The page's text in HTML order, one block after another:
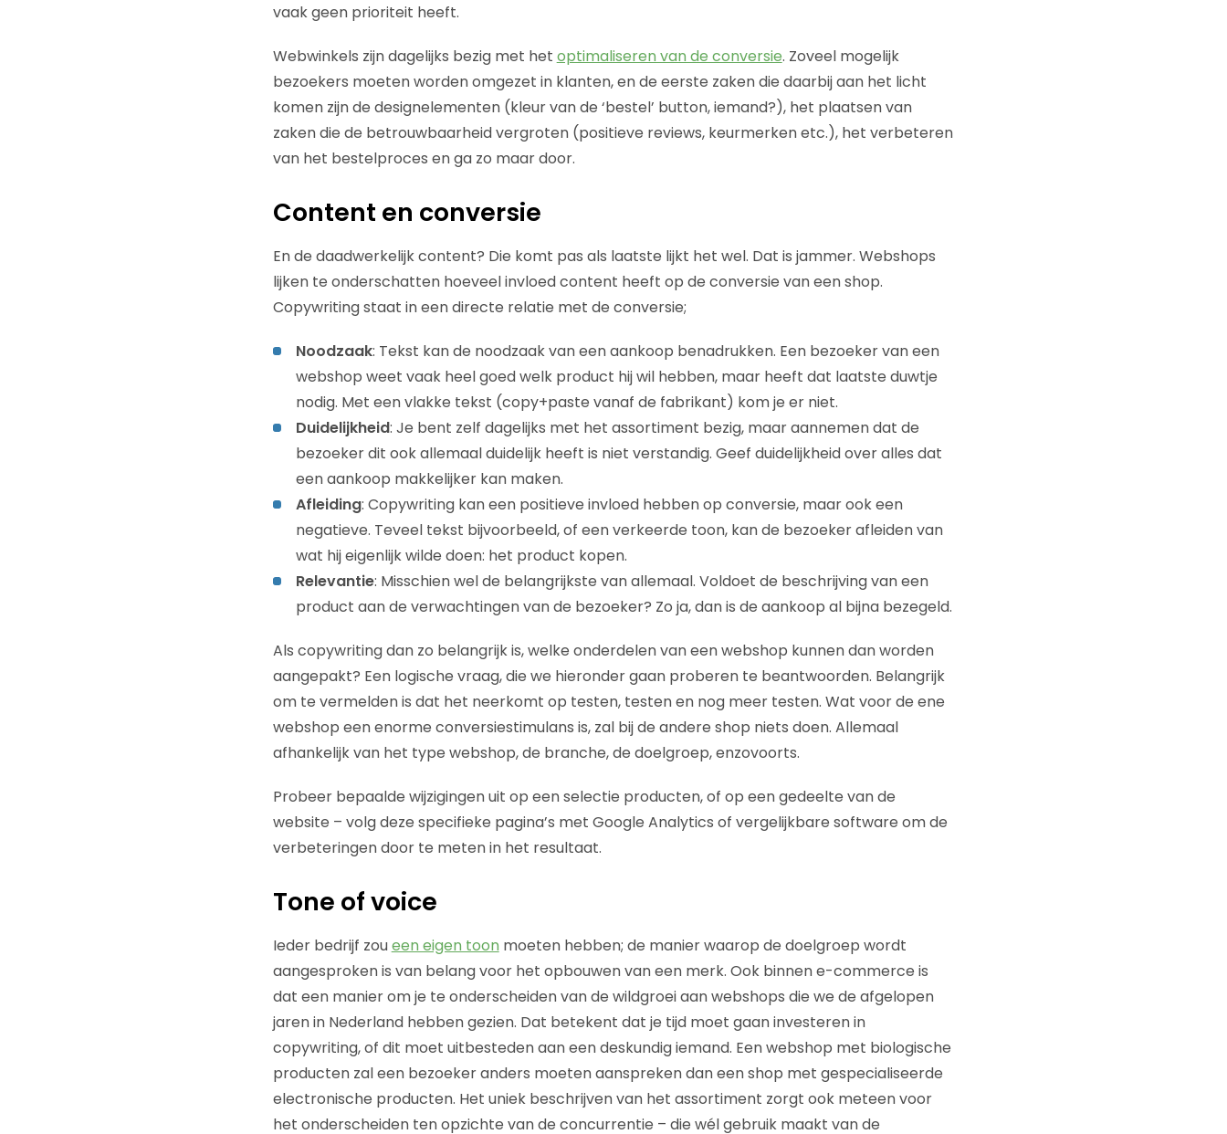
vaak geen prioriteit heeft.
Webwinkels zijn dagelijks bezig met het optimaliseren van de conversie. Zoveel mogelijk
bezoekers moeten worden omgezet in klanten, en de eerste zaken die daarbij aan het licht
komen zijn de designelementen (kleur van de ‘bestel’ button, iemand?), het plaatsen van
zaken die de betrouwbaarheid vergroten (positieve reviews, keurmerken etc.), het verbeteren
van het bestelproces en ga zo maar door.
Content en conversie
En de daadwerkelijk content? Die komt pas als laatste lijkt het wel. Dat is jammer. Webshops
lijken te onderschatten hoeveel invloed content heeft op de conversie van een shop.
Copywriting staat in een directe relatie met de conversie;
Noodzaak: Tekst kan de noodzaak van een aankoop benadrukken. Een bezoeker van een
webshop weet vaak heel goed welk product hij wil hebben, maar heeft dat laatste duwtje
nodig. Met een vlakke tekst (copy+paste vanaf de fabrikant) kom je er niet.
Duidelijkheid: Je bent zelf dagelijks met het assortiment bezig, maar aannemen dat de
bezoeker dit ook allemaal duidelijk heeft is niet verstandig. Geef duidelijkheid over alles dat
een aankoop makkelijker kan maken.
Afleiding: Copywriting kan een positieve invloed hebben op conversie, maar ook een
negatieve. Teveel tekst bijvoorbeeld, of een verkeerde toon, kan de bezoeker afleiden van
wat hij eigenlijk wilde doen: het product kopen.
Relevantie: Misschien wel de belangrijkste van allemaal. Voldoet de beschrijving van een
product aan de verwachtingen van de bezoeker? Zo ja, dan is de aankoop al bijna bezegeld.
Als copywriting dan zo belangrijk is, welke onderdelen van een webshop kunnen dan worden
aangepakt? Een logische vraag, die we hieronder gaan proberen te beantwoorden. Belangrijk
om te vermelden is dat het neerkomt op testen, testen en nog meer testen. Wat voor de ene
webshop een enorme conversiestimulans is, zal bij de andere shop niets doen. Allemaal
afhankelijk van het type webshop, de branche, de doelgroep, enzovoorts.
Probeer bepaalde wijzigingen uit op een selectie producten, of op een gedeelte van de
website – volg deze specifieke pagina’s met Google Analytics of vergelijkbare software om de
verbeteringen door te meten in het resultaat.
Tone of voice
Ieder bedrijf zoueen eigen toon moeten hebben; de manier waarop de doelgroep wordt
aangesproken is van belang voor het opbouwen van een merk. Ook binnen e-commerce is
dat een manier om je te onderscheiden van de wildgroei aan webshops die we de afgelopen
jaren in Nederland hebben gezien. Dat betekent dat je tijd moet gaan investeren in
copywriting, of dit moet uitbesteden aan een deskundig iemand. Een webshop met biologische
producten zal een bezoeker anders moeten aanspreken dan een shop met gespecialiseerde
electronische producten. Het uniek beschrijven van het assortiment zorgt ook meteen voor
het onderscheiden ten opzichte van de concurrentie – die wél gebruik maakt van de